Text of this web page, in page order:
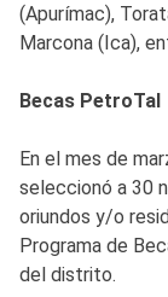
(Apurímac),
Marcona (Ica),
Becas PetroTal
En el mes de
seleccionó a 30
oriundos y/o
Programa de
del distrito.